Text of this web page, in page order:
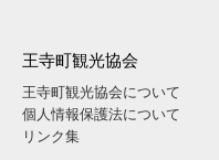
王寺町観光協会
王寺町観光協会について
個人情報保護法について
リンク集